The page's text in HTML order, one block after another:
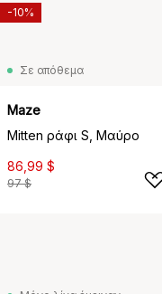
Σε απόθεμα
Maze
Mitten ράφι S, Μαύρο
86,99 $
97 $
-10%